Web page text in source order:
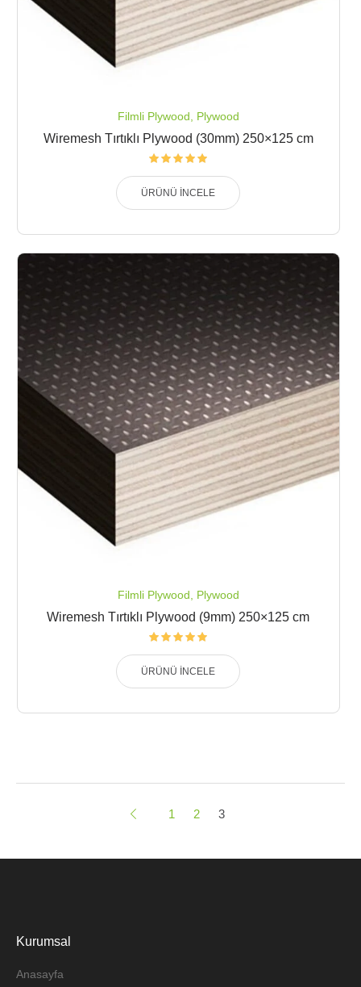
Filmli Plywood Plywood
Wiremesh Tırtıklı Plywood (30mm) 250×125 cm
ÜRÜNÜ İNCELE
Filmli Plywood Plywood
Wiremesh Tırtıklı Plywood (9mm) 250×125 cm
ÜRÜNÜ İNCELE
1 2 3
Kurumsal
Anasayfa